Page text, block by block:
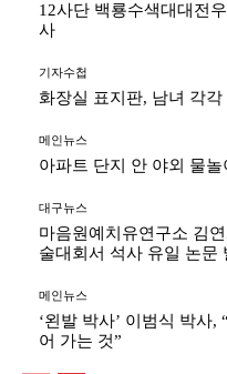
12사단 백룡수색대대전
사
기자수첩
화장실 표지판, 남녀 각
메인뉴스
아파트 단지 안 야외 물
대구뉴스
마음원예치유연구소 김
술대회서 석사 유일 논문
메인뉴스
‘왼발 박사’ 이범식 박사
어 가는 것”